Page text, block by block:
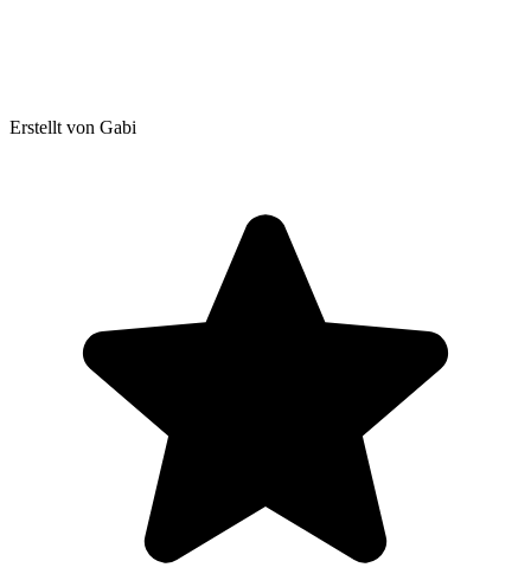
Erstellt von Gabi